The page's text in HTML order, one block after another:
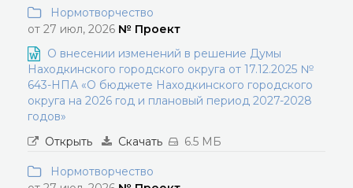
Нормотворчество
от 27 июл, 2026 № Проект
О внесении изменений в решение Думы
Находкинского городского округа от 17.12.2025 №
643-НПА «О бюджете Находкинского городского
округа на 2026 год и плановый период 2027-2028
годов»
Открыть
Скачать 6.5 МБ
Нормотворчество